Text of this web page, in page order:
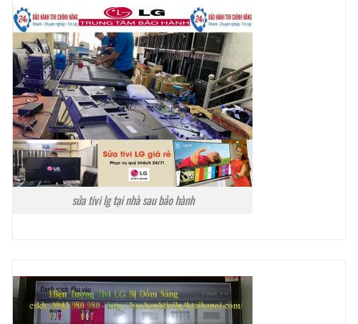
sửa tivi lg tại nhà sau bảo hành